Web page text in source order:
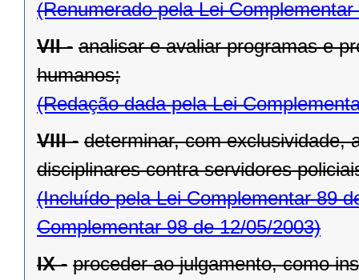
(Renumerado pela Lei
VII - analisar e avaliar programas e
humanos;
(Redação dada pela Lei
VIII - determinar, com exclusividade,
disciplinares contra servidores
(Incluído pela Lei Complementar 89
Complementar 98 de 12/05/2003)
IX - proceder ao julgamento, como